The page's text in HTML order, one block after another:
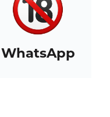
WhatsApp